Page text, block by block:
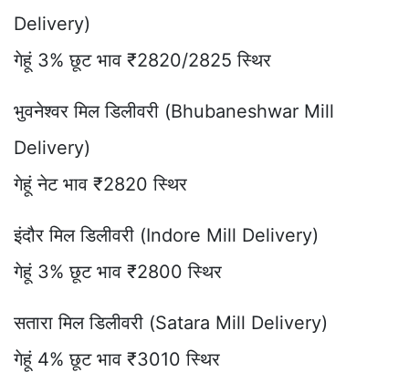
Delivery)
गेहूं 3% छूट भाव ₹2820/2825 स्थिर
भुवनेश्वर मिल डिलीवरी (Bhubaneshwar Mill
Delivery)
गेहूं नेट भाव ₹2820 स्थिर
इंदौर मिल डिलीवरी (Indore Mill Delivery)
गेहूं 3% छूट भाव ₹2800 स्थिर
सतारा मिल डिलीवरी (Satara Mill Delivery)
गेहूं 4% छूट भाव ₹3010 स्थिर